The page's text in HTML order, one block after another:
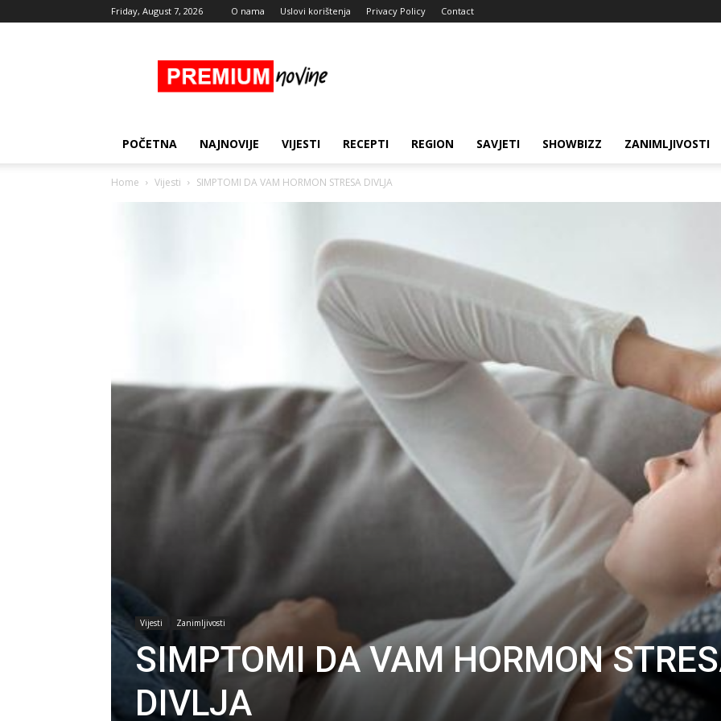
Friday, August 7, 2026 O nama Uslovi korištenja Privacy Policy Contact
Novine
POČETNA NAJNOVIJE VIJESTI RECEPTI REGION SAVJETI SHOWBIZZ ZANIMLJIVOSTI
Home Vijesti SIMPTOMI DA VAM HORMON STRESA DIVLJA
Vijesti Zanimljivosti
SIMPTOMI DA VAM HORMON
DIVLJA